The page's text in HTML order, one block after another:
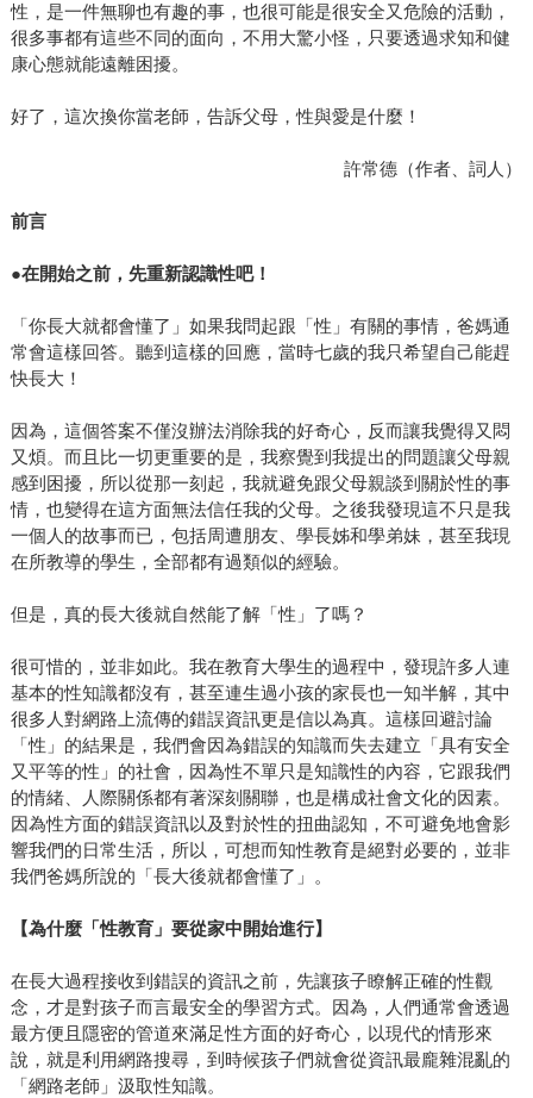
性，是一件無聊也有趣的事，也很可能是很安全又危險的活動，
很多事都有這些不同的面向，不用大驚小怪，只要透過求知和健
康心態就能遠離困擾。
好了，這次換你當老師，告訴父母，性與愛是什麼！
許常德（作者、詞人）
前言
●在開始之前，先重新認識性吧！
「你長大就都會懂了」如果我問起跟「性」有關的事情，爸媽通
常會這樣回答。聽到這樣的回應，當時七歲的我只希望自己能趕
快長大！
因為，這個答案不僅沒辦法消除我的好奇心，反而讓我覺得又悶
又煩。而且比一切更重要的是，我察覺到我提出的問題讓父母親
感到困擾，所以從那一刻起，我就避免跟父母親談到關於性的事
情，也變得在這方面無法信任我的父母。之後我發現這不只是我
一個人的故事而已，包括周遭朋友、學長姊和學弟妹，甚至我現
在所教導的學生，全部都有過類似的經驗。
但是，真的長大後就自然能了解「性」了嗎？
很可惜的，並非如此。我在教育大學生的過程中，發現許多人連
基本的性知識都沒有，甚至連生過小孩的家長也一知半解，其中
很多人對網路上流傳的錯誤資訊更是信以為真。這樣回避討論
「性」的結果是，我們會因為錯誤的知識而失去建立「具有安全
又平等的性」的社會，因為性不單只是知識性的內容，它跟我們
的情緒、人際關係都有著深刻關聯，也是構成社會文化的因素。
因為性方面的錯誤資訊以及對於性的扭曲認知，不可避免地會影
響我們的日常生活，所以，可想而知性教育是絕對必要的，並非
我們爸媽所說的「長大後就都會懂了」。
【為什麼「性教育」要從家中開始進行】
在長大過程接收到錯誤的資訊之前，先讓孩子瞭解正確的性觀
念，才是對孩子而言最安全的學習方式。因為，人們通常會透過
最方便且隱密的管道來滿足性方面的好奇心，以現代的情形來
說，就是利用網路搜尋，到時候孩子們就會從資訊最龐雜混亂的
「網路老師」汲取性知識。